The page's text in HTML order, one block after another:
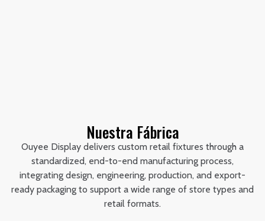
Nuestra Fábrica
Ouyee Display delivers custom retail fixtures through a
standardized, end-to-end manufacturing process,
integrating design, engineering, production, and export-
ready packaging to support a wide range of store types and
retail formats.